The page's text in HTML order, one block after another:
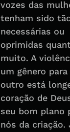
vozes das
tenham sido
necessárias ou
oprimidas
muito. A
um gênero para
outro está
coração de
seu bom plano
nós da criação.